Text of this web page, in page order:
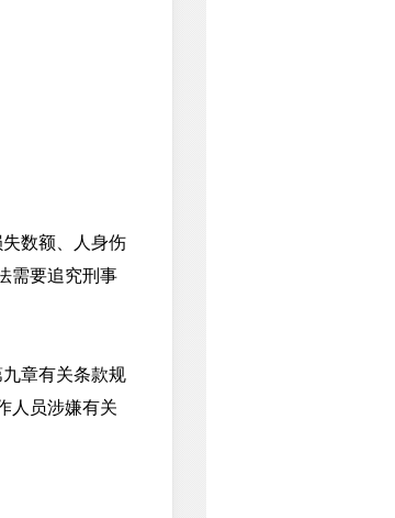
数额、人身伤
需要追究刑事
章有关条款规
人员涉嫌有关